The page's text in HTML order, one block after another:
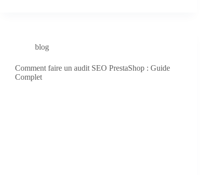
blog
Comment faire un audit SEO PrestaShop : Guide
Complet